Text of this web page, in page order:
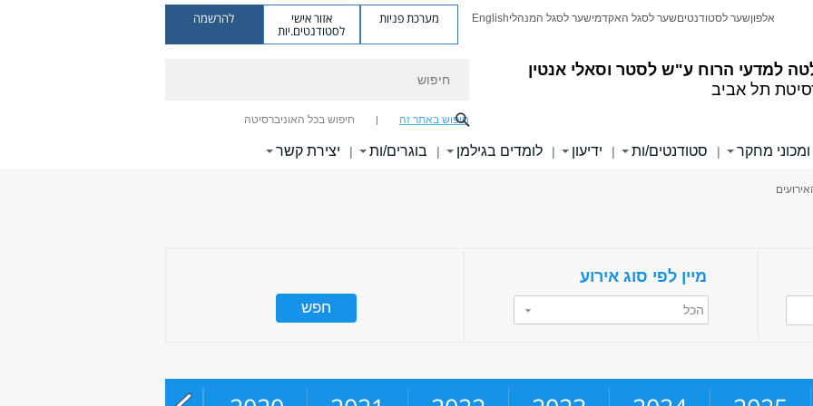
למדעי הרוח ע"ש לסטר וסאלי אנטין
תל אביב
אלפוןשער לסטודנטיםשער לסגל האקדמישער לסגל המנהליEnglish מערכת פניות אזור אישי
לסטודנטים.יות
להרשמה
חיפוש באתר זה חיפוש בכל האוניברסיטה
מחקר | סטודנטים/ות | ידיעון | לומדים בגילמן | בוגרים/ות | יצירת קשר
מיין לפי סוג אירוע
הכל